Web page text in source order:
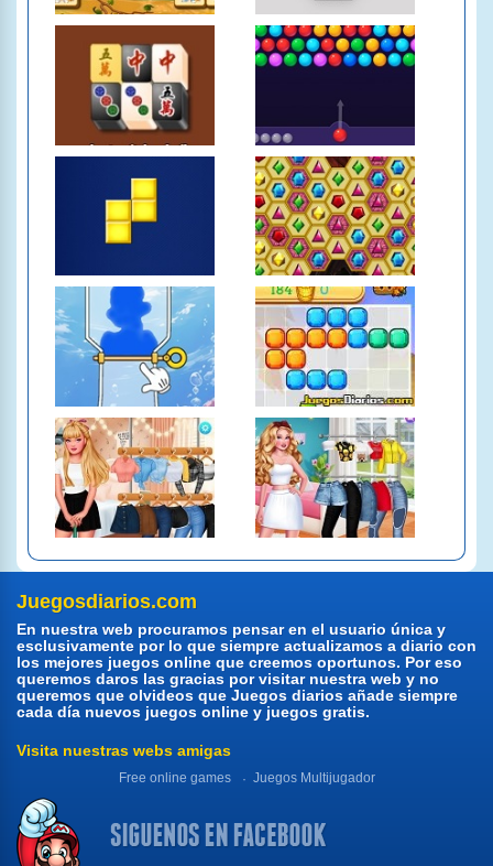
Juegosdiarios.com
En nuestra web procuramos pensar en el usuario única y
esclusivamente por lo que siempre actualizamos a diario con
los mejores juegos online que creemos oportunos. Por eso
queremos daros las gracias por visitar nuestra web y no
queremos que olvideos que Juegos diarios añade siempre
cada día nuevos juegos online y juegos gratis.
Visita nuestras webs amigas
Free online games Juegos Multijugador